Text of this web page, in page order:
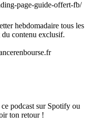
page-guide-offert-fb/⁠⁠
hebdomadaire tous les
contenu exclusif.
podcast sur Spotify ou
ton retour !